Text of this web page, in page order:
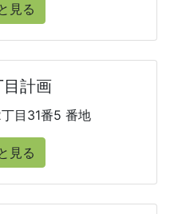
見る
計画
目31番5 番地
見る